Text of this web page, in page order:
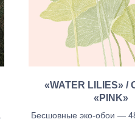
«WATER LILIES»
«PINK»
Бесшовные эко-обои —